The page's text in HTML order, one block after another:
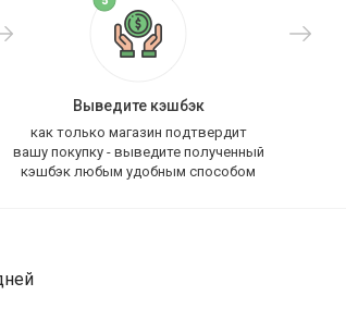
Выведите кэшбэк
как только магазин подтвердит
вашу покупку - выведите полученный
кэшбэк любым удобным способом